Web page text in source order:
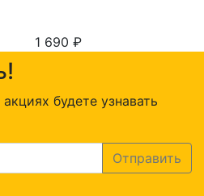
1 690 ₽
будете узнавать